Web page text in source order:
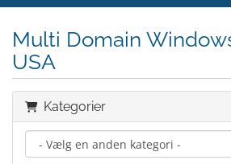
Multi Domain
USA
Kategorier